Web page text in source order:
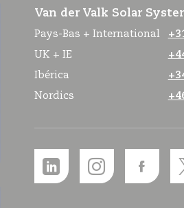
Van der Valk Solar
Pays-Bas + International
UK + IE
Ibérica
Nordics